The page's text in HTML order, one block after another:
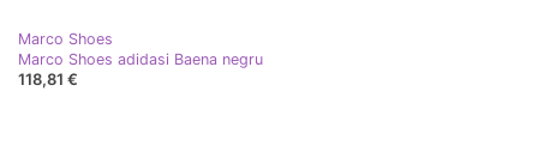
Marco Shoes
Marco Shoes adidasi Baena negru
118,81 €